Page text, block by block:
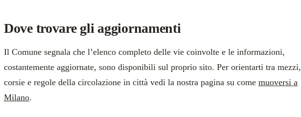
Dove trovare gli aggiornamenti
Il Comune segnala che l’elenco completo delle vie coinvolte e le informazioni,
costantemente aggiornate, sono disponibili sul proprio sito. Per orientarti tra mezzi,
corsie e regole della circolazione in città vedi la nostra pagina su come muoversi a
Milano.